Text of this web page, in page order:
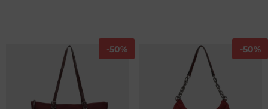
-50% -50%